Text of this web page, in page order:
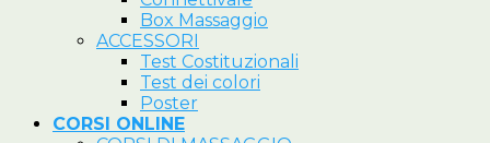
Box Massaggio
ACCESSORI
Test Costituzionali
Test dei colori
Poster
CORSI ONLINE